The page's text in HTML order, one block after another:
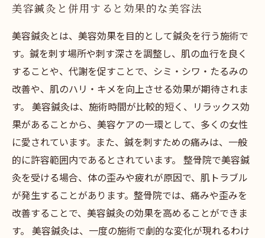
美容鍼灸と併用すると効果的な美容法
美容鍼灸とは、美容効果を目的として鍼灸を行う施術で
す。鍼を刺す場所や刺す深さを調整し、肌の血行を良く
することや、代謝を促すことで、シミ・シワ・たるみの
改善や、肌のハリ・キメを向上させる効果が期待されま
す。 美容鍼灸は、施術時間が比較的短く、リラックス効
果があることから、美容ケアの一環として、多くの女性
に愛されています。また、鍼を刺すための痛みは、一般
的に許容範囲内であるとされています。 整骨院で美容鍼
灸を受ける場合、体の歪みや疲れが原因で、肌トラブル
が発生することがあります。整骨院では、痛みや歪みを
改善することで、美容鍼灸の効果を高めることができま
す。 美容鍼灸は、一度の施術で劇的な変化が現れるわけ